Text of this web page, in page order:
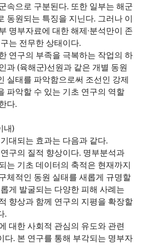
속으로 구분된다. 또한 일부는 해군
동원되는 특징을 지닌다. 그러나 이
명부자료에 대한 해제·분석만이 존
는 전무한 상태이다.
연구의 부족을 극복하는 작업의 하
과 (육해군)선원과 같은 개별 동원
실태를 파악함으로써 조선인 강제
파악할 수 있는 기초 연구의 역할
다.
내)
대되는 효과는 다음과 같다.
구의 질적 향상이다. 명부분석과
는 기초 데이터의 축적은 현재까지
체적인 동원 실태를 새롭게 규명할
게 발굴되는 다양한 피해 사례는
향상과 함께 연구의 지평을 확장할
.
대한 사회적 관심의 유도와 관련
다. 본 연구를 통해 부각되는 명부자